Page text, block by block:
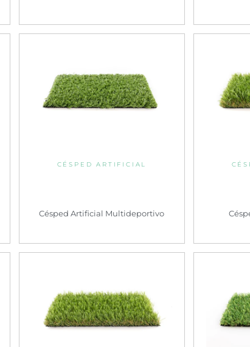
CÉSPED ARTIFICIAL
Césped Artificial Multideportivo